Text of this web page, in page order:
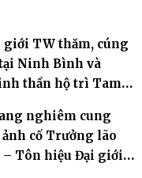
giới TW thăm, cúng
Ninh Bình và
thần hộ trì Tam
nghiêm cung
cố Trưởng lão
– Tôn hiệu Đại giới